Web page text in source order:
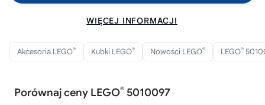
WIĘCEJ INFORMACJI
Akcesoria LEGO® Kubki LEGO® Nowości LEGO® LEGO®
Porównaj ceny LEGO® 5010097